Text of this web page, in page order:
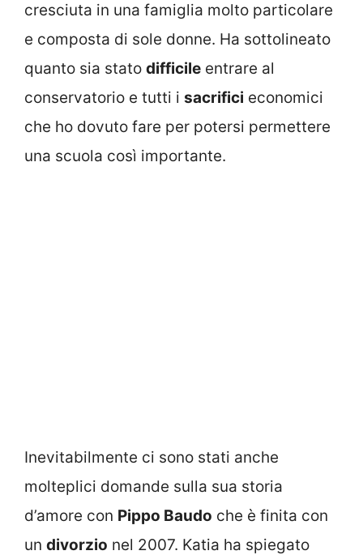
cresciuta in una famiglia molto particolare
e composta di sole donne. Ha sottolineato
quanto sia stato difficile entrare al
conservatorio e tutti i sacrifici economici
che ho dovuto fare per potersi permettere
una scuola così importante.
Inevitabilmente ci sono stati anche
molteplici domande sulla sua storia
d’amore con Pippo Baudo che è finita con
un divorzio nel 2007. Katia ha spiegato